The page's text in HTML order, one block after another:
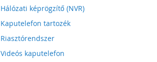
Hálózati képrögzítő (NVR)
Kaputelefon tartozék
Riasztórendszer
Videós kaputelefon